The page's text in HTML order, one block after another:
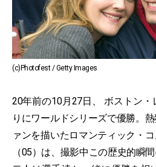
(c)Photofest / Getty Images
20年前の10月27日、 ボストン
りにワールドシリーズで優勝。
ァンを描いたロマンティック・
（05）は、撮影中この歴史的瞬